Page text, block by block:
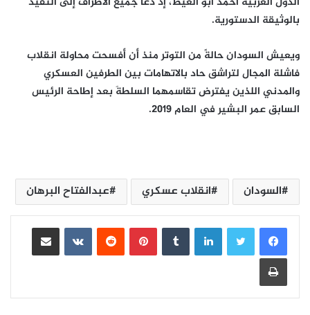
بالوثيقة الدستورية.
ويعيش السودان حالةً من التوتر منذ أن أفسحت محاولة انقلاب
فاشلة المجال لتراشق حاد بالاتهامات بين الطرفين العسكري
والمدني اللذين يفترض تقاسمهما السلطةَ بعد إطاحة الرئيس
السابق عمر البشير في العام 2019.
السودان انقلاب عسكري عبدالفتاح البرهان
لينكدإن بينتيريست
مشاركة عبر البريد
طباعة